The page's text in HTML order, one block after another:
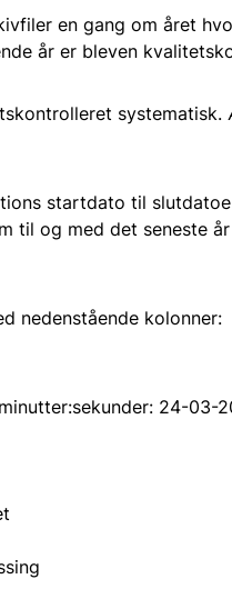
en gang om året
år er bleven
startdato til
til og med det seneste
nedenstående kolonner:
24-03-